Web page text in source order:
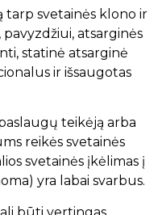
tarp svetainės klono ir
atsarginės
statinė atsarginė
ir išsaugotas
teikėją arba
reikės svetainės
svetainės įkėlimas į
yra labai svarbus.